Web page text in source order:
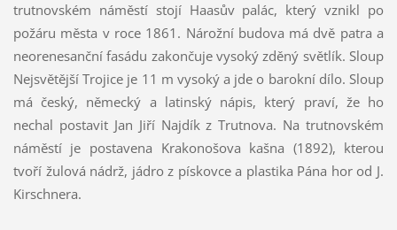
trutnovském náměstí stojí Haasův palác, který vznikl po
požáru města v roce 1861. Nárožní budova má dvě patra a
neorenesanční fasádu zakončuje vysoký zděný světlík. Sloup
Nejsvětější Trojice je 11 m vysoký a jde o barokní dílo. Sloup
má český, německý a latinský nápis, který praví, že ho
nechal postavit Jan Jiří Najdík z Trutnova. Na trutnovském
náměstí je postavena Krakonošova kašna (1892), kterou
tvoří žulová nádrž, jádro z pískovce a plastika Pána hor od J.
Kirschnera.